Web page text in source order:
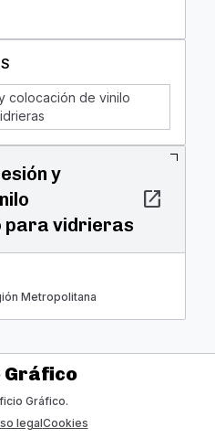
colocación de vinilo
y
vidrieras
open_in_new
Metropolitana
Gráfico
Gráfico.
legalCookies